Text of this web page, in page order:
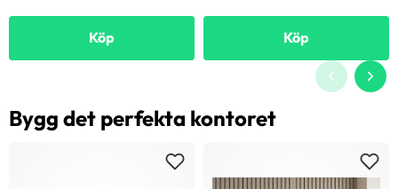
Köp Köp
Bygg det perfekta kontoret